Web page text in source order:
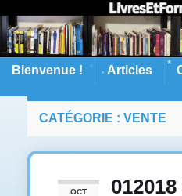
Bienvenue ! Articles
CATÉGORIE : VENTE
OCT